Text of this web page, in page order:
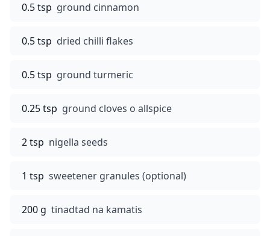
0.5 tsp ground cinnamon
0.5 tsp dried chilli flakes
0.5 tsp ground turmeric
0.25 tsp ground cloves o allspice
2 tsp nigella seeds
1 tsp sweetener granules (optional)
200 g tinadtad na kamatis